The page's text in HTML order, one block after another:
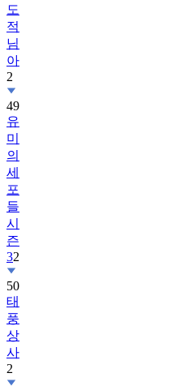
도
적
님
아
2
49
유
미
의
세
포
들
시
즌
32
50
태
풍
상
사
2